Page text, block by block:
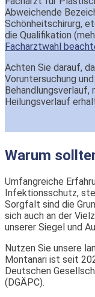
Abweichende
Schönheitschirurg,
die Qualifikation
Facharztwahl
Achten Sie darauf,
Voruntersuchung
Behandlungsverlauf,
Heilungsverlauf
Warum
Umfangreiche
Infektionsschutz,
Sorgfalt sind die
sich auch an der
unserer Siegel und
Nutzen Sie unsere
Montanari ist seit
Deutschen
(DGÄPC).